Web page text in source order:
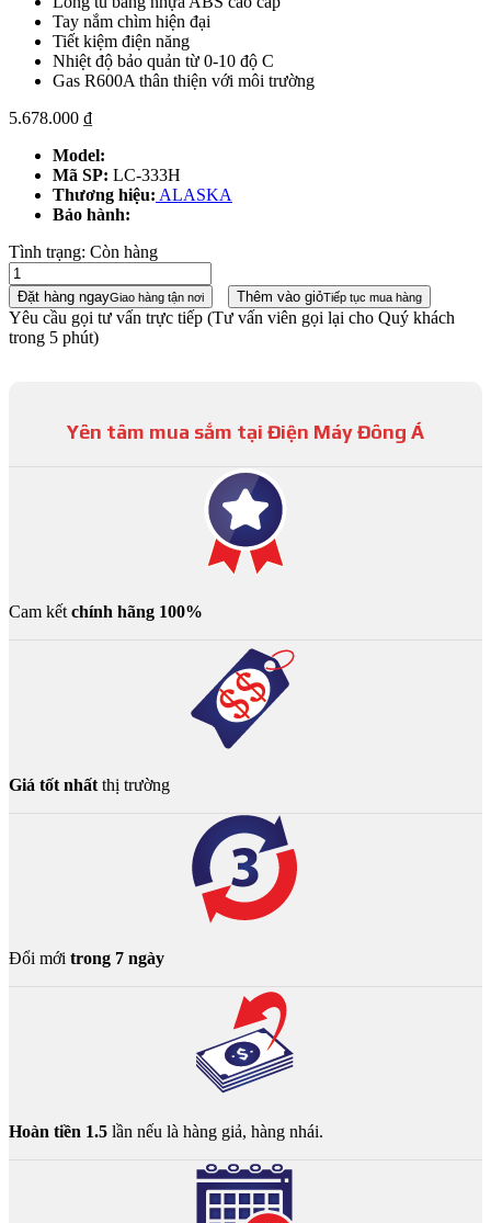
Tay nắm chìm hiện đại
Tiết kiệm điện năng
Nhiệt độ bảo quản từ 0-10 độ C
Gas R600A thân thiện với môi trường
5.678.000 ₫
Model:
Mã SP: LC-333H
Thương hiệu: ALASKA
Bảo hành:
Tình trạng: Còn hàng
Đặt hàng ngayGiao hàng tận nơi Thêm vào giỏTiếp tục mua hàng
Yêu cầu gọi tư vấn trực tiếp (Tư vấn viên gọi lại cho Quý khách
trong 5 phút)
Yên tâm mua sắm tại Điện Máy Đông Á
Cam kết chính hãng 100%
Giá tốt nhất thị trường
Đổi mới trong 7 ngày
Hoàn tiền 1.5 lần nếu là hàng giả, hàng nhái.